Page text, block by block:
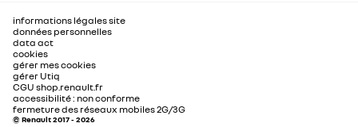
informations légales site
données personnelles
data act
cookies
gérer mes cookies
gérer Utiq
CGU shop.renault.fr
accessibilité : non conforme
fermeture des réseaux mobiles 2G/3G
© Renault 2017 - 2026